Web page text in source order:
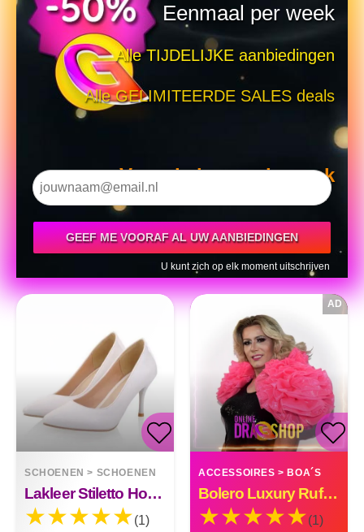
SCHOENEN > SCHOENEN
Lakleer Stiletto Hoge Hakken Net Rood Hoge Hakken
(1)
ACCESSOIRES > BOA´S
Bolero Luxury Ruffle Organza Custom Made
(1)
AD
Eenmaal per week
Alle TIJDELIJKE aanbiedingen
Alle GELIMITEERDE SALES deals
Voor de komende week
GEEF ME VOORAF AL UW AANBIEDINGEN
U kunt zich op elk moment uitschrijven